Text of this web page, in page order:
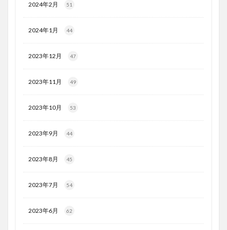
2024年2月 51
2024年1月 44
2023年12月 47
2023年11月 49
2023年10月 53
2023年9月 44
2023年8月 45
2023年7月 54
2023年6月 62